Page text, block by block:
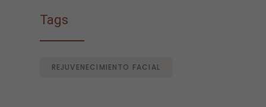
Tags
REJUVENECIMIENTO FACIAL